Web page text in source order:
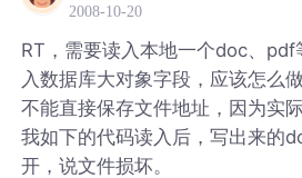
2008-10-20
RT，需要读入本地一个doc、pdf
入数据库大对象字段，应该怎么
不能直接保存文件地址，因为实
我如下的代码读入后，写出来的
开，说文件损坏。